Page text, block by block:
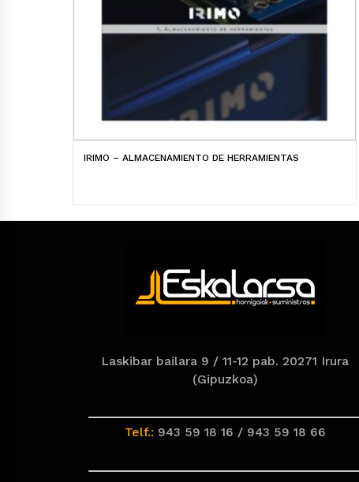
IRIMO – ALMACENAMIENTO DE HERRAMIENTAS
Laskibar bailara 9 / 11-12 pab. 20271 Irura
(Gipuzkoa)
Telf.: 943 59 18 16 / 943 59 18 66